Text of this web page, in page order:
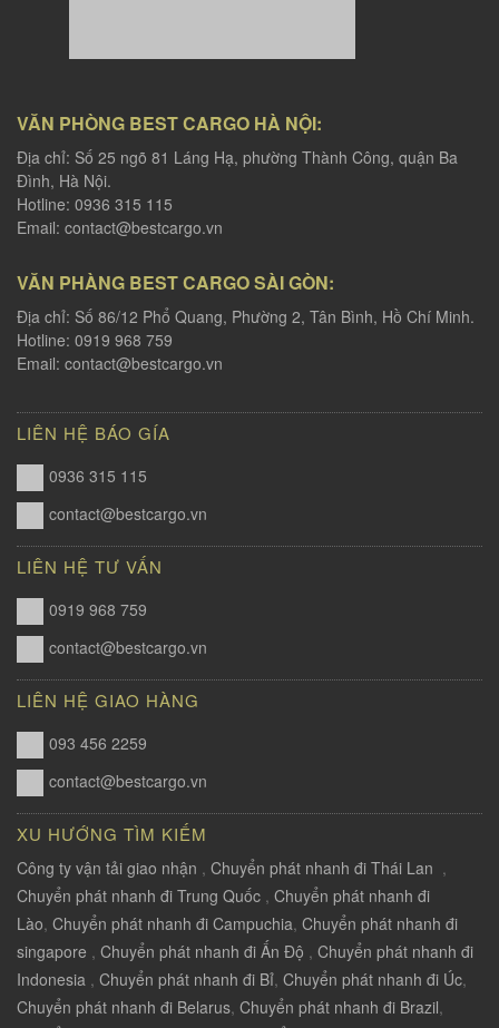
VĂN PHÒNG BEST CARGO HÀ NỘI:
Địa chỉ: Số 25 ngõ 81 Láng Hạ, phường Thành Công, quận Ba
Đình, Hà Nội.
Hotline: 0936 315 115
Email: contact@bestcargo.vn
VĂN PHÀNG BEST CARGO SÀI GÒN:
Địa chỉ: Số 86/12 Phổ Quang, Phường 2, Tân Bình, Hồ Chí Minh.
Hotline: 0919 968 759
Email: contact@bestcargo.vn
LIÊN HỆ BÁO GÍA
0936 315 115
contact@bestcargo.vn
LIÊN HỆ TƯ VẤN
0919 968 759
contact@bestcargo.vn
LIÊN HỆ GIAO HÀNG
093 456 2259
contact@bestcargo.vn
XU HƯỚNG TÌM KIẾM
Công ty vận tải giao nhận , Chuyển phát nhanh đi Thái Lan ,
Chuyển phát nhanh đi Trung Quốc , Chuyển phát nhanh đi
Lào, Chuyển phát nhanh đi Campuchia, Chuyển phát nhanh đi
singapore , Chuyển phát nhanh đi Ấn Độ , Chuyển phát nhanh đi
Indonesia , Chuyển phát nhanh đi Bỉ, Chuyển phát nhanh đi Úc,
Chuyển phát nhanh đi Belarus, Chuyển phát nhanh đi Brazil,